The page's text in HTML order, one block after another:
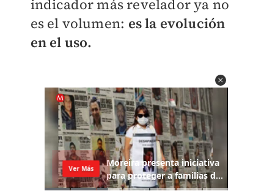
indicador más revelador ya no
es el volumen: es la evolución
en el uso.